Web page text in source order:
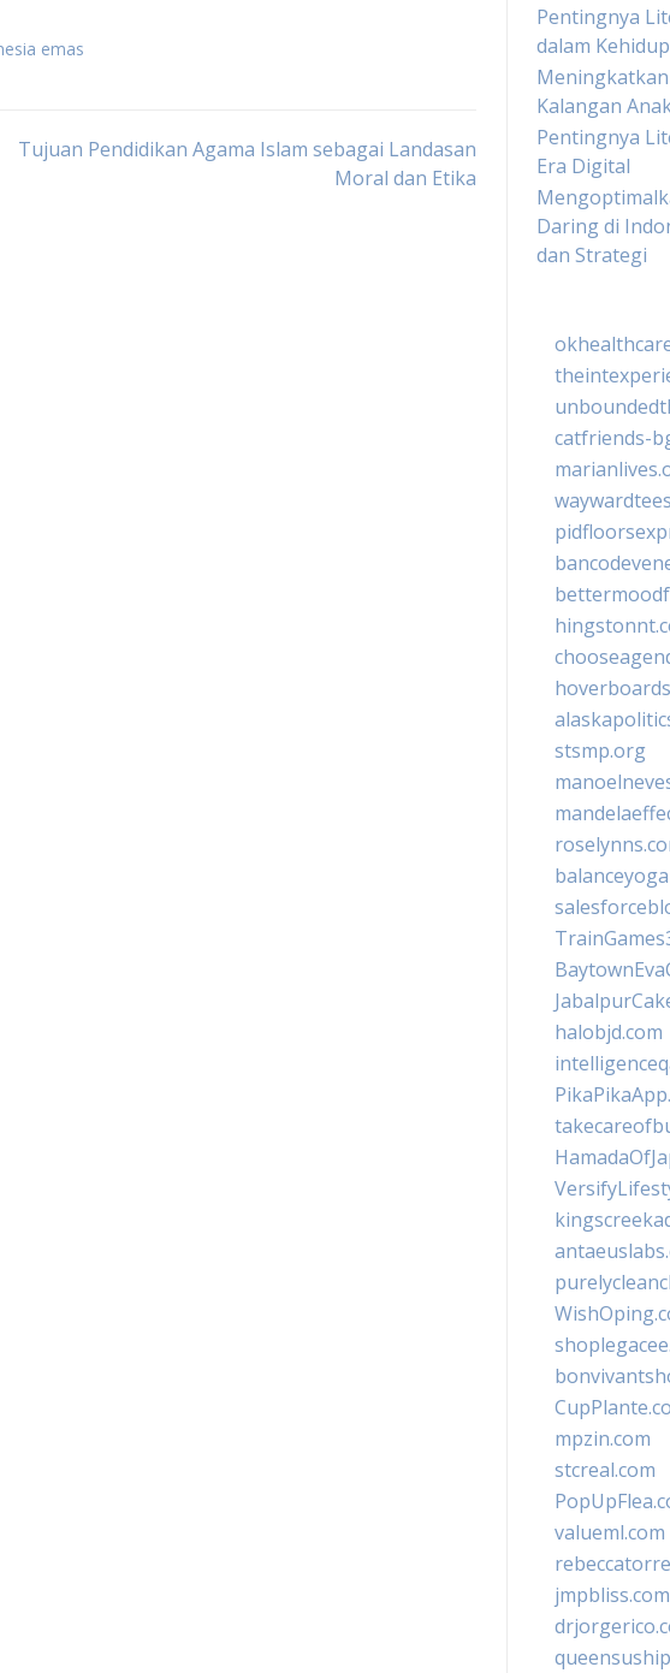
emas
Tujuan Pendidikan Agama Islam sebagai Landasan
Moral dan Etika
Pentingnya
dalam
Kalangan
Pentingnya
Era Digital
Daring di
dan Strategi
catfriends-
stsmp.org
halobjd.com
mpzin.com
stcreal.com
valueml.com
jmpbliss.com